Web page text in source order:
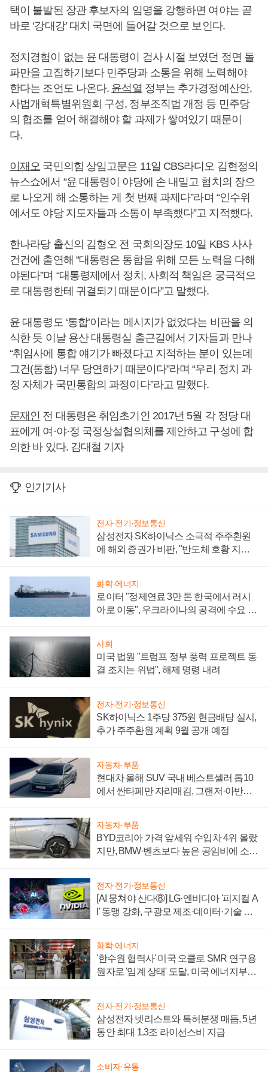
택이 불발된 장관 후보자의 임명을 강행하면 여야는 곧
바로 ‘강대강’ 대치 국면에 들어갈 것으로 보인다.
정치경험이 없는 윤 대통령이 검사 시절 보였던 정면 돌
파만을 고집하기보다 민주당과 소통을 위해 노력해야
한다는 조언도 나온다. 윤석열 정부는 추가경정예산안,
사법개혁특별위원회 구성, 정부조직법 개정 등 민주당
의 협조를 얻어 해결해야 할 과제가 쌓여있기 때문이
다.
이재오 국민의힘 상임고문은 11일 CBS라디오 김현정의
뉴스쇼에서 “윤 대통령이 야당에 손 내밀고 협치의 장으
로 나오게 해 소통하는 게 첫 번째 과제다”라며 “인수위
에서도 야당 지도자들과 소통이 부족했다”고 지적했다.
한나라당 출신의 김형오 전 국회의장도 10일 KBS 사사
건건에 출연해 “대통령은 통합을 위해 모든 노력을 다해
야된다”며 “대통령제에서 정치, 사회적 책임은 궁극적으
로 대통령한테 귀결되기 때문이다”고 말했다.
윤 대통령도 ‘통합’이라는 메시지가 없었다는 비판을 의
식한 듯 이날 용산 대통령실 출근길에서 기자들과 만나
“취임사에 통합 얘기가 빠졌다고 지적하는 분이 있는데
그건(통합) 너무 당연하기 때문이다”라며 “우리 정치 과
정 자체가 국민통합의 과정이다”라고 말했다.
문재인 전 대통령은 취임초기인 2017년 5월 각 정당 대
표에게 여·야·정 국정상설협의체를 제안하고 구성에 합
의한 바 있다. 김대철 기자
인기기사
전자·전기·정보통신
삼성전자 SK하이닉스 소극적 주주환원
에 해외 증권가 비판, "반도체 호황 지속
화학·에너지
로이터 "정제연료 3만 톤 한국에서 러시
아로 이동", 우크라이나의 공격에 수요 늘
사회
미국 법원 "트럼프 정부 풍력 프로젝트 동
결 조치는 위법", 해제 명령 내려
전자·전기·정보통신
SK하이닉스 1주당 375원 현금배당 실시,
추가 주주환원 계획 9월 공개 예정
자동차·부품
현대차 올해 SUV 국내 베스트셀러 톱10
에서 싼타페만 자리매김, 그랜저·아반떼
자동차·부품
BYD코리아 가격 앞세워 수입차 4위 올랐
지만, BMW·벤츠보다 높은 공임비에 소비
전자·전기·정보통신
[AI 뭉쳐야 산다⑧] LG·엔비디아 '피지컬 A
I' 동맹 강화, 구광모 제조·데이터·기술 결
화학·에너지
'한수원 협력사' 미국 오클로 SMR 연구용
원자로 '임계 상태' 도달, 미국 에너지부
전자·전기·정보통신
삼성전자 넷리스트와 특허분쟁 매듭, 5년
동안 최대 1.3조 라이선스비 지급
소비자·유통